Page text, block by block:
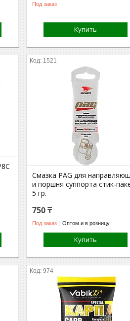
Под заказ
Купить
1521
Смазка PAG для
и поршня суппорта стик-
5 гр.
750 ₸
Под заказ Оптом и в розницу
Купить
974